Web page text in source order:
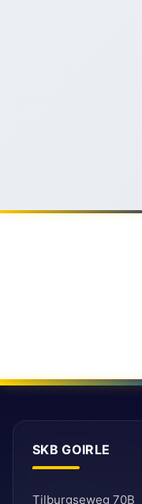
SKB GOIRLE
Tilburgseweg 70B